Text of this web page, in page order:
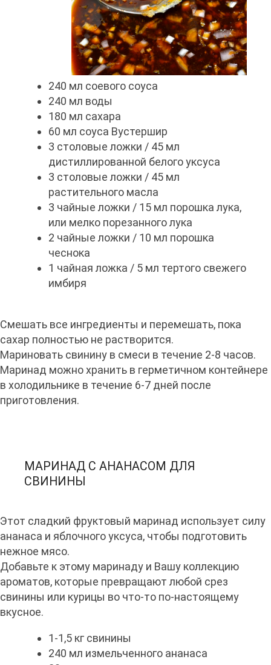
240 мл соевого соуса
240 мл воды
180 мл сахара
60 мл соуса Вустершир
3 столовые ложки / 45 мл
дистиллированной белого уксуса
3 столовые ложки / 45 мл
растительного масла
3 чайные ложки / 15 мл порошка лука,
или мелко порезанного лука
2 чайные ложки / 10 мл порошка
чеснока
1 чайная ложка / 5 мл тертого свежего
имбиря
Смешать все ингредиенты и перемешать, пока
сахар полностью не растворится.
Мариновать свинину в смеси в течение 2-8 часов.
Маринад можно хранить в герметичном контейнере
в холодильнике в течение 6-7 дней после
приготовления.
МАРИНАД С АНАНАСОМ ДЛЯ
СВИНИНЫ
Этот сладкий фруктовый маринад использует силу
ананаса и яблочного уксуса, чтобы подготовить
нежное мясо.
Добавьте к этому маринаду и Вашу коллекцию
ароматов, которые превращают любой срез
свинины или курицы во что-то по-настоящему
вкусное.
1-1,5 кг свинины
240 мл измельченного ананаса